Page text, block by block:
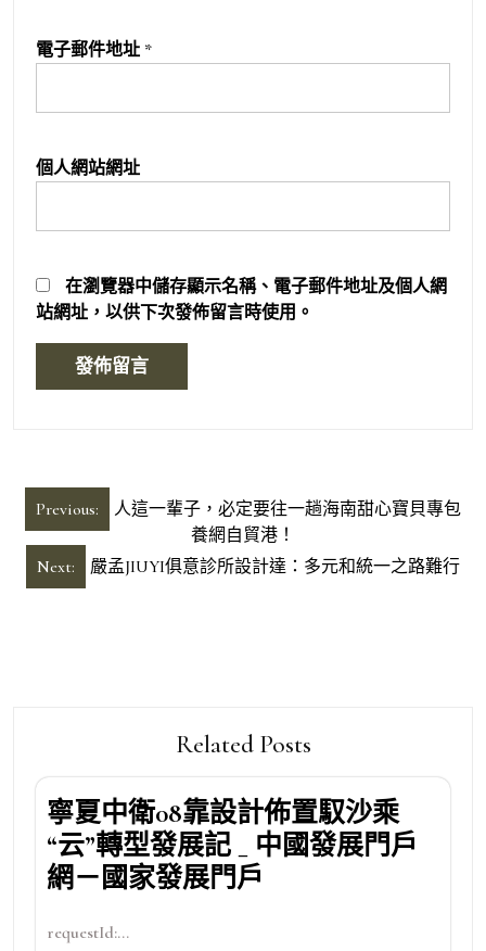
電子郵件地址 *
個人網站網址
在瀏覽器中儲存顯示名稱、電子郵件地址及個人網
站網址，以供下次發佈留言時使用。
文
章
導
Previous:
人這一輩子，必定要往一趟海南甜心寶貝專包
養網自貿港！
Next:
嚴孟JIUYI俱意診所設計達：多元和統一之路難行
Related Posts
寧夏中衛08靠設計佈置馭沙乘
“云”轉型發展記 _ 中國發展門戶
網－國家發展門戶
requestId:...